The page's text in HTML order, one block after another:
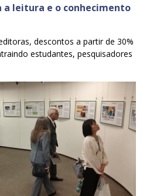
a leitura e o conhecimento
descontos a partir de 30%
estudantes, pesquisadores